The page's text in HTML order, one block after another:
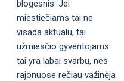
blogesnis. Jei
miestiečiams tai ne
visada aktualu, tai
užmiesčio gyventojams
tai yra labai svarbu, nes
rajonuose rečiau važinėja